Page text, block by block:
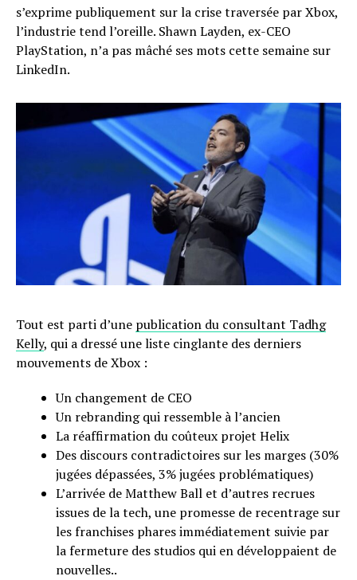
s’exprime publiquement sur la crise traversée par Xbox,
l’industrie tend l’oreille. Shawn Layden, ex-CEO
PlayStation, n’a pas mâché ses mots cette semaine sur
LinkedIn.
Tout est parti d’une publication du consultant Tadhg
Kelly, qui a dressé une liste cinglante des derniers
mouvements de Xbox :
Un changement de CEO
Un rebranding qui ressemble à l’ancien
La réaffirmation du coûteux projet Helix
Des discours contradictoires sur les marges (30%
jugées dépassées, 3% jugées problématiques)
L’arrivée de Matthew Ball et d’autres recrues
issues de la tech, une promesse de recentrage sur
les franchises phares immédiatement suivie par
la fermeture des studios qui en développaient de
nouvelles..